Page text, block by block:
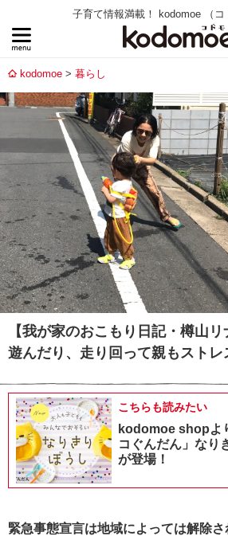
子育て情報満載！ kodomoe （コ
kodomoe 暮らし
【我が家のおこもり日記・樽山
遊んだり、走り回って親もストレ
こちらも読みたい
kodomoe shopよ
コぐんだん」なり
が登場！
緊急事態宣言は地域によっては解除